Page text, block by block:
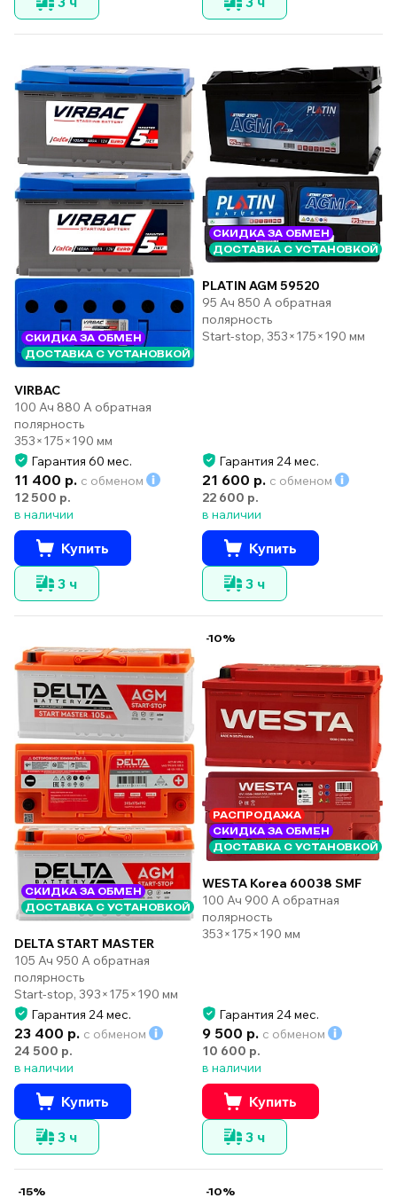
СКИДКА ЗА ОБМЕН
ДОСТАВКА С УСТАНОВКОЙ
VIRBAC
100 Ач 880 А обратная
полярность
353×175×190 мм
Гарантия 60 мес.
11 400 р. с обменом
12 500 р.
в наличии
Купить
3 ч
СКИДКА ЗА ОБМЕН
ДОСТАВКА С УСТАНОВКОЙ
PLATIN AGM 59520
95 Ач 850 А обратная
полярность
Start-stop, 353×175×190 мм
Гарантия 24 мес.
21 600 р. с обменом
22 600 р.
в наличии
Купить
3 ч
СКИДКА ЗА ОБМЕН
ДОСТАВКА С УСТАНОВКОЙ
DELTA START MASTER
105 Ач 950 А обратная
полярность
Start-stop, 393×175×190 мм
Гарантия 24 мес.
23 400 р. с обменом
24 500 р.
в наличии
Купить
3 ч
-10%
РАСПРОДАЖА
СКИДКА ЗА ОБМЕН
ДОСТАВКА С УСТАНОВКОЙ
WESTA Korea 60038 SMF
100 Ач 900 А обратная
полярность
353×175×190 мм
Гарантия 24 мес.
9 500 р. с обменом
10 600 р.
в наличии
Купить
3 ч
-15% -10%